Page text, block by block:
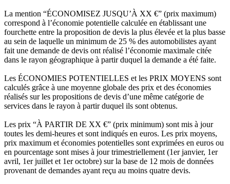
La mention “ÉCONOMISEZ JUSQU’À XX €” (prix maximum)
correspond à l’économie potentielle calculée en établissant une
fourchette entre la proposition de devis la plus élevée et la plus basse
au sein de laquelle un minimum de 25 % des automobilistes ayant
fait une demande de devis ont réalisé l’économie maximale citée
dans le rayon géographique à partir duquel la demande a été faite.
Les ÉCONOMIES POTENTIELLES et les PRIX MOYENS sont
calculés grâce à une moyenne globale des prix et des économies
réalisés sur les propositions de devis d’une même catégorie de
services dans le rayon à partir duquel ils sont obtenus.
Les prix “À PARTIR DE XX €” (prix minimum) sont mis à jour
toutes les demi-heures et sont indiqués en euros. Les prix moyens,
prix maximum et économies potentielles sont exprimées en euros ou
en pourcentage sont mises à jour trimestriellement (1er janvier, 1er
avril, 1er juillet et 1er octobre) sur la base de 12 mois de données
provenant de demandes ayant reçu au moins quatre devis.